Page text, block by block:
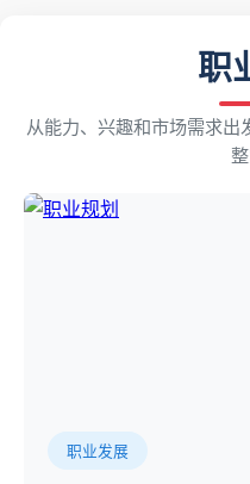
职
从能力、兴趣和市场需求
职业发展